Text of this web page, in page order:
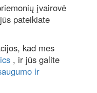
įvairovė
pateikiate
kad mes
, ir jūs galite
ir